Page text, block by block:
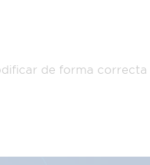
de forma correcta